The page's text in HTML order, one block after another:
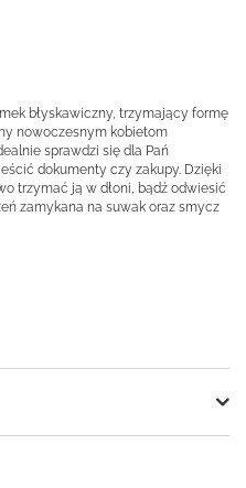
błyskawiczny, trzymający formę
nowoczesnym kobietom
sprawdzi się dla Pań
dokumenty czy zakupy. Dzięki
trzymać ją w dłoni, bądź odwiesić
zamykana na suwak oraz smycz